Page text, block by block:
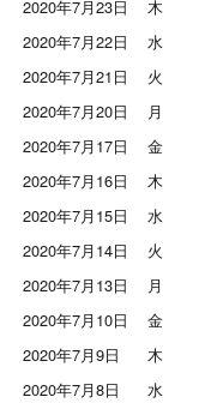
2020年7月23日 木
2020年7月22日
水
2020年7月21日
火
2020年7月20日
月
2020年7月17日
金
2020年7月16日
木
2020年7月15日
水
2020年7月14日
火
2020年7月13日
月
2020年7月10日
金
2020年7月9日
木
2020年7月8日
水